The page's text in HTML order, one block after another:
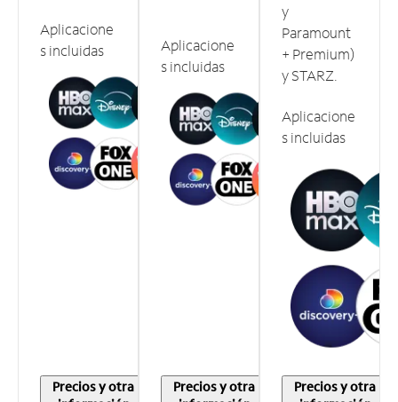
Aplicacione
s incluidas
Precios y otra
Aplicacione
s incluidas
Precios y otra
y
Paramount
+ Premium)
y STARZ.
Aplicacione
s incluidas
Precios y otra